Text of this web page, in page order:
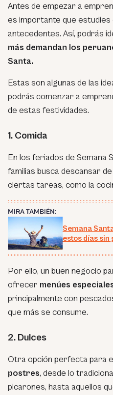
Antes de empezar a
es importante que
antecedentes. Así, podrás
más demandan los
Santa.
Estas son algunas de las
podrás comenzar a
de estas festividades.
1. Comida
En los feriados de Semana
familias busca descansar
ciertas tareas, como la
MIRA TAMBIÉN:
Semana
estos días sin
Por ello, un buen negocio
ofrecer menúes
principalmente con
que más se consume.
2. Dulces
Otra opción perfecta para
postres, desde lo
picarones, hasta aquellos